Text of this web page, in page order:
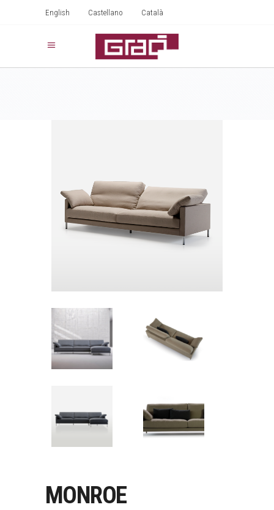
English Castellano Català
MONROE